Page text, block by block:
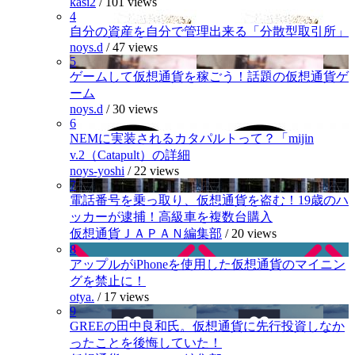
4
自分の資産を自分で管理出来る「分散型取引所」
noys.d /47 views
5
ゲームして仮想通貨を稼ごう！話題の仮想通貨ゲ
ーム
noys.d /30 views
6
NEMに実装されるカタパルトって？「mijin
v.2（Catapult）の詳細
noys-yoshi / 22 views
7
電話番号を乗っ取り、仮想通貨を盗む！19歳のハ
ッカーが逮捕！高級車を複数台購入
仮想通貨ＪＡＰＡＮ編集部 / 20 views
8
アップルがiPhoneを使用した仮想通貨のマイニン
グを禁止に！
otya. / 17 views
9
GREEの田中良和氏。仮想通貨に先行投資しなか
ったことを後悔していた！